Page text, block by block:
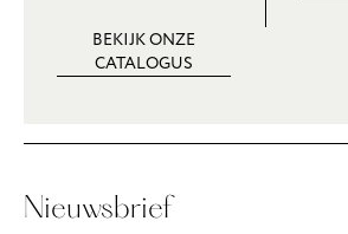
BEKIJK ONZE
CATALOGUS
Nieuwsbrief